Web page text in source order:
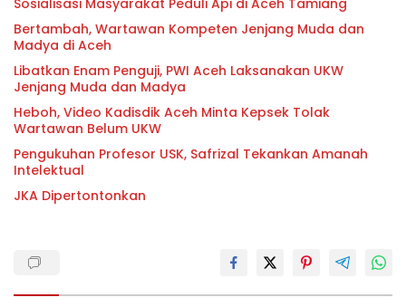
Bertambah, Wartawan Kompeten Jenjang Muda dan
Madya di Aceh
Libatkan Enam Penguji, PWI Aceh Laksanakan UKW
Jenjang Muda dan Madya
Heboh, Video Kadisdik Aceh Minta Kepsek Tolak
Wartawan Belum UKW
Pengukuhan Profesor USK, Safrizal Tekankan Amanah
Intelektual
JKA Dipertontonkan